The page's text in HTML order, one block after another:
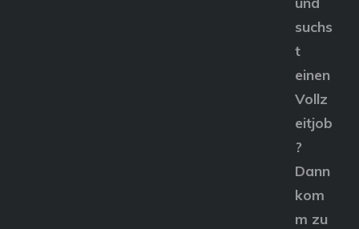
suchs
t
einen
Vollz
eitjob
?
Dann
kom
m zu